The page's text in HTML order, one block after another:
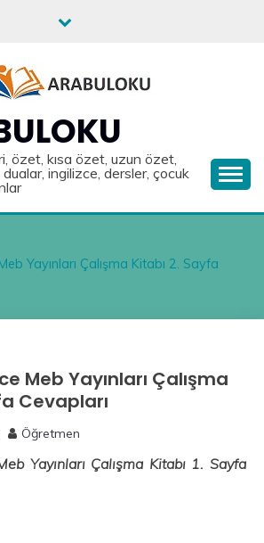
özet, kısa özet, uzun özet,
ingilizce, dersler, çocuk
Yayınları Çalışma Kitabı 2. Sayfa
Meb Yayınları Çalışma
Cevapları
Öğretmen
Yayınları Çalışma Kitabı 1. Sayfa